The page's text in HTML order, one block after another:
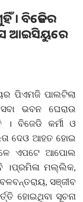
। ବିଜେଡିର
ଆଇସିୟୁରେ
ପିଏମଜି ପାଲଟିଲା
ଭବନ ଘେରାଉ
ବିଜେଡି କର୍ମୀ ଓ
ଦେଓ ଆହତ ହୋଇ
ଏପଟେ ଆପୋଲ
।ପ୍ରମିଳା ମଲ୍ଲିକ,
ସଞ୍ଜୀବ
ହୋଇଥିବା ସୂଚନା